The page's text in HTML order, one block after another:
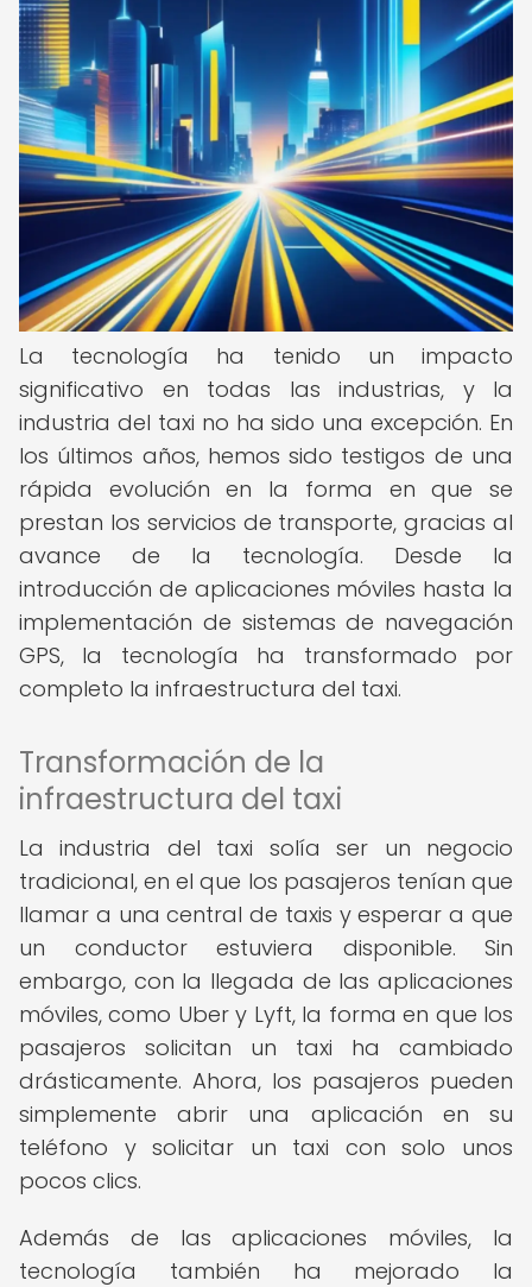
La tecnología ha tenido un impacto
significativo en todas las industrias, y la
industria del taxi no ha sido una excepción. En
los últimos años, hemos sido testigos de una
rápida evolución en la forma en que se
prestan los servicios de transporte, gracias al
avance de la tecnología. Desde la
introducción de aplicaciones móviles hasta la
implementación de sistemas de navegación
GPS, la tecnología ha transformado por
completo la infraestructura del taxi.
Transformación de la
infraestructura del taxi
La industria del taxi solía ser un negocio
tradicional, en el que los pasajeros tenían que
llamar a una central de taxis y esperar a que
un conductor estuviera disponible. Sin
embargo, con la llegada de las aplicaciones
móviles, como Uber y Lyft, la forma en que los
pasajeros solicitan un taxi ha cambiado
drásticamente. Ahora, los pasajeros pueden
simplemente abrir una aplicación en su
teléfono y solicitar un taxi con solo unos
pocos clics.
Además de las aplicaciones móviles, la
tecnología también ha mejorado la